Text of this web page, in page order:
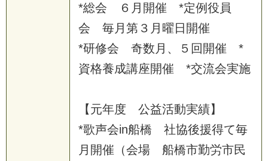
*総会 ６ 月 開催 *定例役 員
会
毎月 第 ３ 月 曜 日 開催
*研修会 奇数 月 、 ５ 回 開催
*
資格養成講座開催 *交流会実施
【元年度 公益活動実績】
*歌声会in船橋 社協後援得て毎
月 開催 （会場 船橋市勤労市民